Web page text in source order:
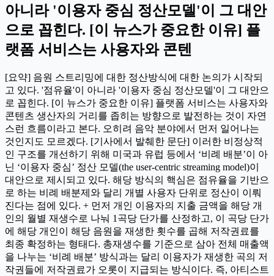
아니라 '이용자 중심 정산모델'이 그 대안
으로 꼽힌다. [이 뉴스가 중요한 이유] 플
랫폼 서비스는 사용자와 콘텐
[요약] 음원 스트리밍에 대한 정산방식에 대한 논의가 시작되
고 있다. '점유율'이 아니라 '이용자 중심 정산모델'이 그 대안으
로 꼽힌다. [이 뉴스가 중요한 이유] 플랫폼 서비스는 사용자와
콘텐츠 생산자의 거리를 좁히는 방향으로 발전하는 것이 자연
스런 흐름이라고 본다. 오히려 음악 분야에서 먼저 일어나는
것인지도 모르겠다. [기사에서 발췌한 문단] 이러한 비정상적
인 구조를 개선하기 위해 미국과 유럽 등에서 ‘비례 배분’이 아
닌 ‘이용자 중심’ 정산 모델(the user-centric streaming model)이
대안으로 제시되고 있다. 해당 방식의 핵심은 점유율을 기반으
로 하는 비례 배분제와 달리 개별 사용자 단위로 정산이 이뤄
진다는 점에 있다. + 먼저 개인 이용자의 지출 금액을 해당 개
인의 월별 재생수로 나눠 1곡당 단가를 산정하고, 이 곡당 단가
에 해당 개인이 해당 음원을 재생한 횟수를 곱해 저작권료를
최종 확정하는 형태다. 총재생수를 기준으로 삼아 전체 매출액
을 나누는 ‘비례 배분’ 방식과는 달리 이용자가 재생한 곡의 저
작권들에 저작권료가 오롯이 지급되는 방식이다. 즉, 아티스트